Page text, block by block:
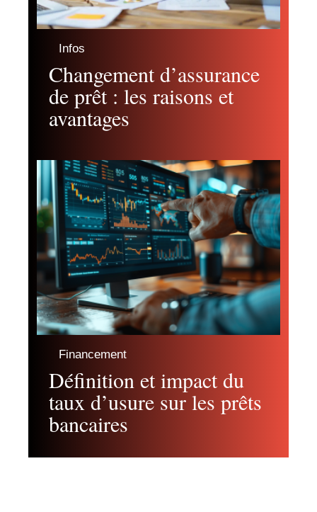
Infos
Changement d’assurance
de prêt : les raisons et
avantages
Financement
Définition et impact du
taux d’usure sur les prêts
bancaires